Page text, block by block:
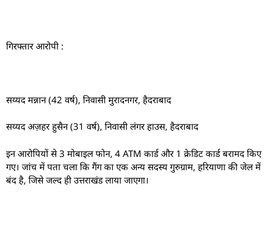
गिरफ्तार आरोपी :
सय्यद मन्नान (42 वर्ष), निवासी मुरादनगर, हैदराबाद
सय्यद अज़हर हुसैन (31 वर्ष), निवासी लंगर हाउस, हैदराबाद
इन आरोपियों से 3 मोबाइल फोन, 4 ATM कार्ड और 1 क्रेडिट कार्ड बरामद किए
गए। जांच में पता चला कि गैंग का एक अन्य सदस्य गुरुग्राम, हरियाणा की जेल में
बंद है, जिसे जल्द ही उत्तराखंड लाया जाएगा।